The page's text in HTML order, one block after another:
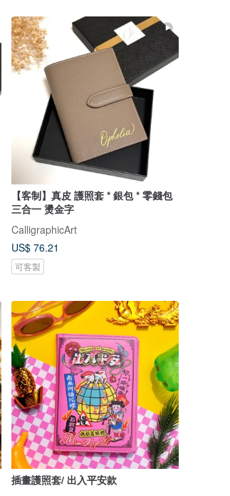
【客制】真皮 護照套 * 銀包 * 零錢包
三合一 燙金字
CalligraphicArt
US$ 76.21
可客製
插畫護照套/ 出入平安款